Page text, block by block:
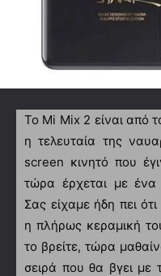
Το Mi Mix 2 είναι από
η τελευταία της
screen κινητό που
τώρα έρχεται με ένα
Σας είχαμε ήδη πει
η πλήρως κεραμική
το βρείτε, τώρα
σειρά που θα βγει